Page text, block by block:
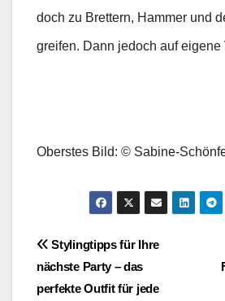
doch zu Brettern, Hammer und
greifen. Dann jedoch auf eigene
Oberstes Bild: © Sabine-
Stylingtipps für Ihre
nächste Party – das
perfekte Outfit für jede